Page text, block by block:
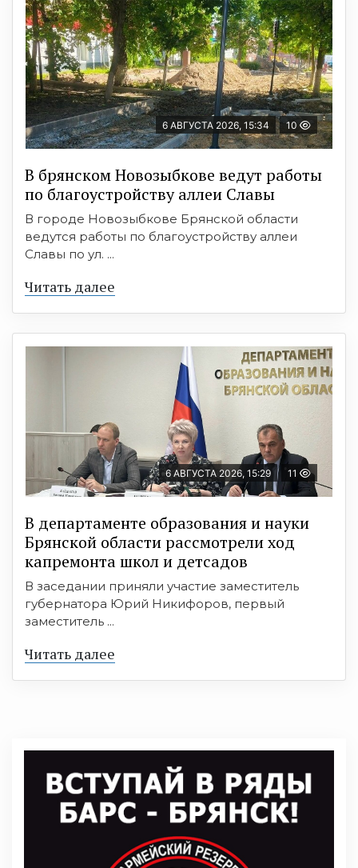
6 АВГУСТА 2026, 15:34 10
В брянском Новозыбкове ведут работы
по благоустройству аллеи Славы
В городе Новозыбкове Брянской области
ведутся работы по благоустройству аллеи
Славы по ул. ...
Читать далее
6 АВГУСТА 2026, 15:29 11
В департаменте образования и науки
Брянской области рассмотрели ход
капремонта школ и детсадов
В заседании приняли участие заместитель
губернатора Юрий Никифоров, первый
заместитель ...
Читать далее